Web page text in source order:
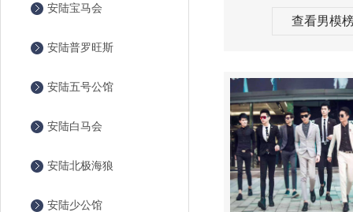
安陆宝马会
安陆普罗旺斯
安陆五号公馆
安陆白马会
安陆北极海狼
安陆少公馆
查看男模